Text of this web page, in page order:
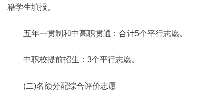
籍学生填报。
五年一贯制和中高职贯通：合计5个平行志愿。
中职校提前招生：3个平行志愿。
(二)名额分配综合评价志愿